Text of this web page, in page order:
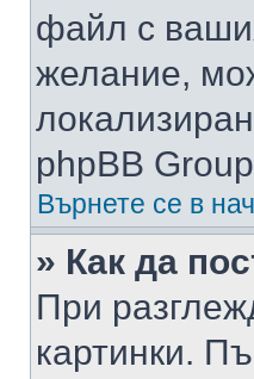
файл с
желание,
phpBB
Върнете се в
» Как да
При
картинки.